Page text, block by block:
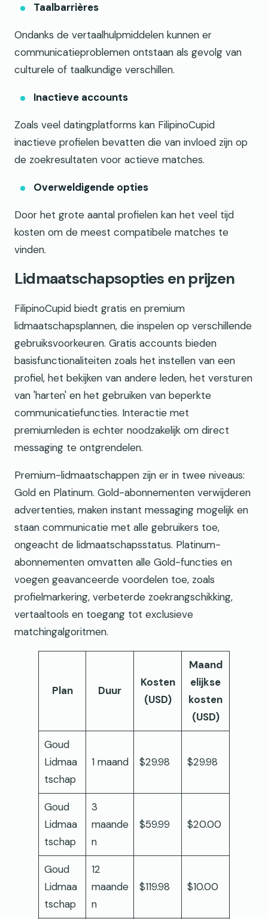
Taalbarrières
Ondanks de vertaalhulpmiddelen kunnen er
communicatieproblemen ontstaan als gevolg van
culturele of taalkundige verschillen.
Inactieve accounts
Zoals veel datingplatforms kan FilipinoCupid
inactieve profielen bevatten die van invloed zijn op
de zoekresultaten voor actieve matches.
Overweldigende opties
Door het grote aantal profielen kan het veel tijd
kosten om de meest compatibele matches te
vinden.
Lidmaatschapsopties en prijzen
FilipinoCupid biedt gratis en premium
lidmaatschapsplannen, die inspelen op verschillende
gebruiksvoorkeuren. Gratis accounts bieden
basisfunctionaliteiten zoals het instellen van een
profiel, het bekijken van andere leden, het versturen
van 'harten' en het gebruiken van beperkte
communicatiefuncties. Interactie met
premiumleden is echter noodzakelijk om direct
messaging te ontgrendelen.
Premium-lidmaatschappen zijn er in twee niveaus:
Gold en Platinum. Gold-abonnementen verwijderen
advertenties, maken instant messaging mogelijk en
staan communicatie met alle gebruikers toe,
ongeacht de lidmaatschapsstatus. Platinum-
abonnementen omvatten alle Gold-functies en
voegen geavanceerde voordelen toe, zoals
profielmarkering, verbeterde zoekrangschikking,
vertaaltools en toegang tot exclusieve
matchingalgoritmen.
Plan Duur
Kosten
(USD)
Maand
elijkse
kosten
(USD)
Goud
Lidmaa
tschap
1 maand $29.98 $29.98
Goud
Lidmaa
tschap
3
maande
n
$59.99 $20.00
Goud
Lidmaa
tschap
12
maande
n
$119.98 $10.00